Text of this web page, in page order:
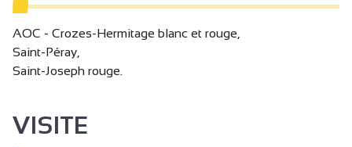
AOC - Crozes-Hermitage blanc et rouge,
Saint-Péray,
Saint-Joseph rouge.
VISITE